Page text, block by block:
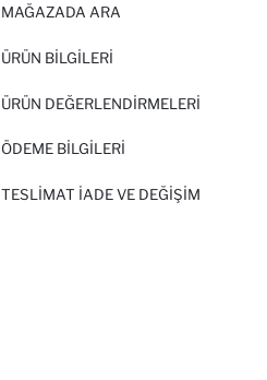
MAĞAZADA ARA
ÜRÜN BILGILERI
ÜRÜN DEĞERLENDİRMELERİ
ÖDEME BİLGİLERİ
TESLIMAT İADE VE DEĞIŞIM